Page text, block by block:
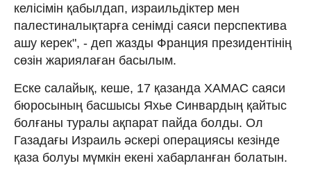
келісімін қабылдап, израильдіктер мен
палестиналықтарға сенімді саяси перспектива
ашу керек", - деп жазды Франция президентінің
сөзін жариялаған басылым.
Еске салайық, кеше, 17 қазанда ХАМАС саяси
бюросының басшысы Яхье Синвардың қайтыс
болғаны туралы ақпарат пайда болды. Ол
Газадағы Израиль әскері операциясы кезінде
қаза болуы мүмкін екені хабарланған болатын.